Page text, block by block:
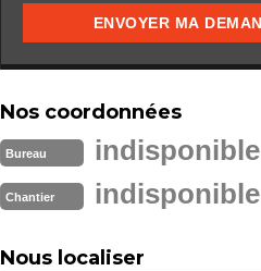
Nos coordonnées
Bureau indisponible
Chantier indisponible
Nous localiser